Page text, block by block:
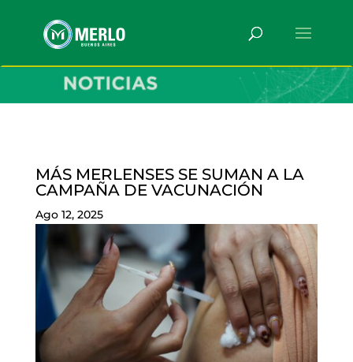
MÁS MERLENSES SE SUMAN A LA
CAMPAÑA DE VACUNACIÓN
Ago 12, 2025